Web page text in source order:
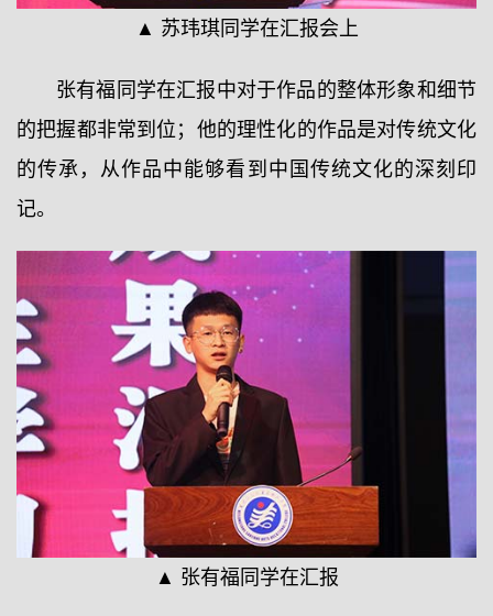
▲ 苏玮琪同学在汇报会上
张有福同学在汇报中对于作品的整体形象和细节
的把握都非常到位；他的理性化的作品是对传统文化
的传承，从作品中能够看到中国传统文化的深刻印
记。
▲ 张有福同学在汇报